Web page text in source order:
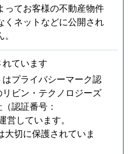
ってお客様の不動産物件
くネットなどに公開され
ています
プライバシーマーク認
ビン・テクノロジーズ
認証番号：
営しています。
大切に保護されていま